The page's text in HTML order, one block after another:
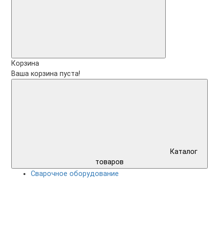
Корзина
Ваша корзина пуста!
Каталог
товаров
Сварочное оборудование